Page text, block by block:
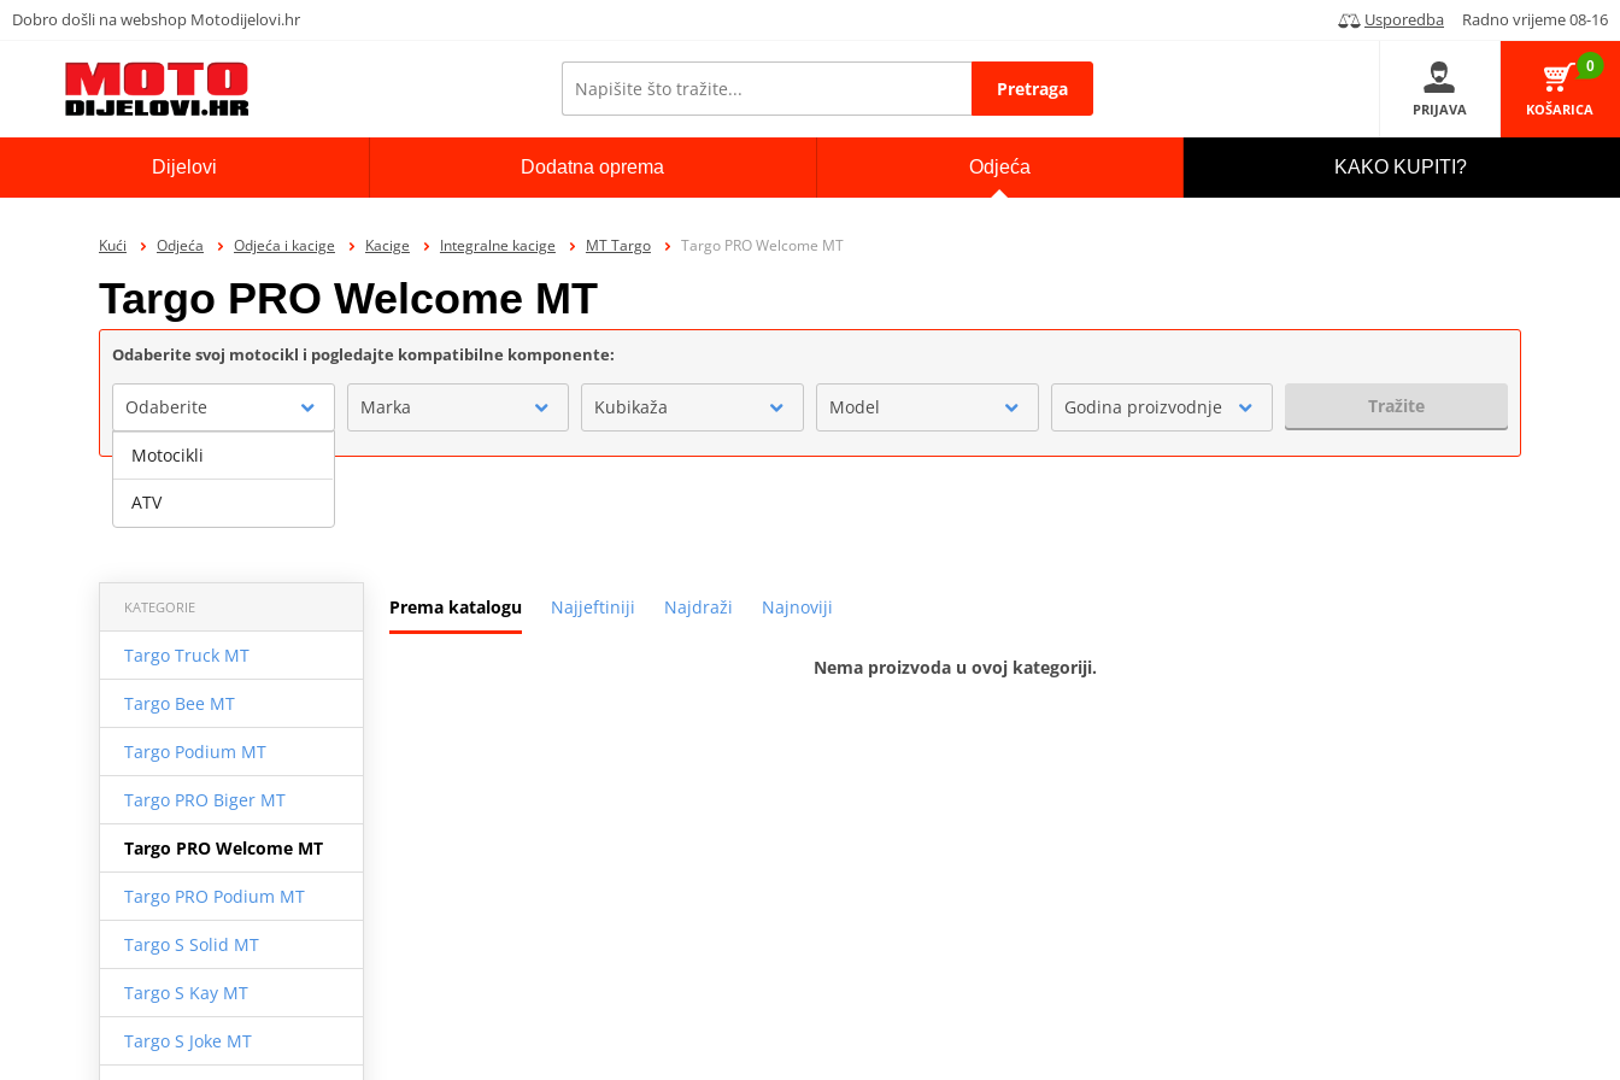
Dobro došli na webshop Motodijelovi.hr Usporedba Radno vrijeme 08-16
Pretraga
PRIJAVA
0
KOŠARICA
Dijelovi Dodatna oprema Odjeća KAKO KUPITI?
Kući Odjeća Odjeća i kacige Kacige Integralne kacige MT Targo Targo PRO Welcome MT
Targo PRO Welcome MT
Odaberite svoj motocikl i pogledajte kompatibilne komponente:
Odaberite Marka Kubikaža Model Godina proizvodnje Tražite
Prema katalogu Najjeftiniji Najdraži Najnoviji
KATEGORIE
Targo Truck MT
Targo Bee MT
Targo Podium MT
Targo PRO Biger MT
Targo PRO Welcome MT
Targo PRO Podium MT
Targo S Solid MT
Targo S Kay MT
Targo S Joke MT
Nema proizvoda u ovoj kategoriji.
Motocikli
ATV